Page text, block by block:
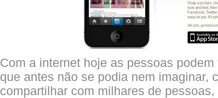
Com a internet hoje as pessoas
que antes não se podia nem imaginar,
compartilhar com milhares de